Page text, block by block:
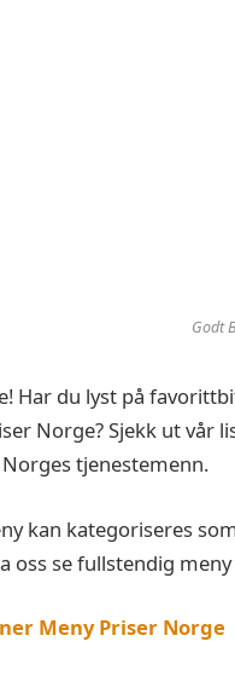
Godt
Har du lyst på
Norge? Sjekk ut vår
tjenestemenn.
kan kategoriseres
oss se fullstendig
Meny Priser Norge